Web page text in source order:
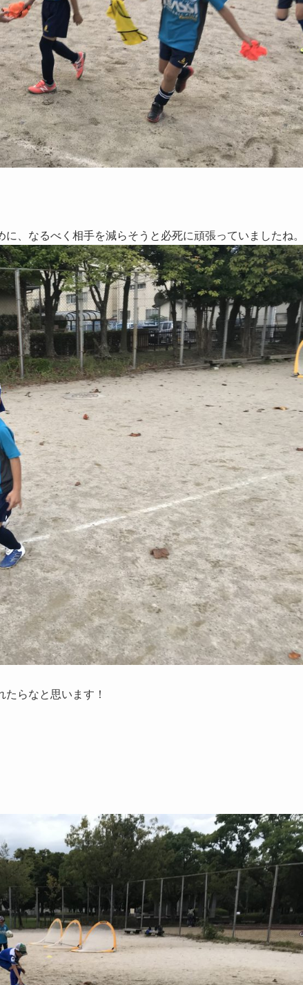
、なるべく相手を減らそうと必死に頑張っていましたね。
らなと思います！